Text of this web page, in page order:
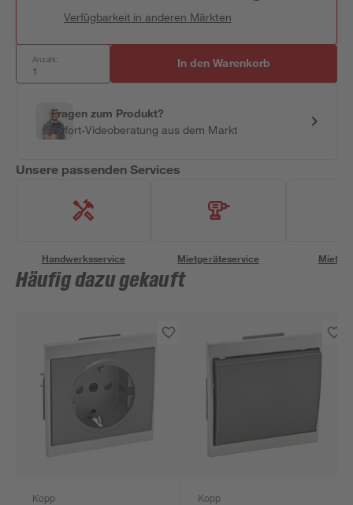
Verfügbarkeit in anderen Märkten
Anzahl: In den Warenkorb
Fragen zum Produkt?
Sofort-Videoberatung aus dem Markt
Unsere passenden Services
Handwerksservice Mietgeräteservice
Häufig dazu gekauft
Kopp Kopp